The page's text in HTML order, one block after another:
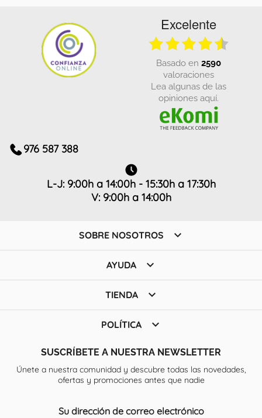
Excelente
basado en 2590
valoraciones
Lea algunas de las
opiniones aquí.
976 587 388
L-J: 9:00h a 14:00h - 15:30h a 17:30h
V: 9:00h a 14:00h
SOBRE NOSOTROS 
AYUDA 
TIENDA 
POLÍTICA 
SUSCRÍBETE A NUESTRA NEWSLETTER
Únete a nuestra comunidad y descubre todas las novedades,
ofertas y promociones antes que nadie
Su dirección de correo electrónico